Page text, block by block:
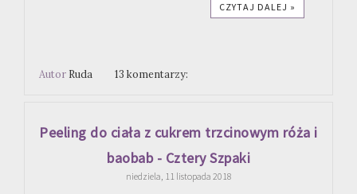
CZYTAJ DALEJ »
Autor Ruda 13 komentarzy:
Peeling do ciała z cukrem trzcinowym róża i
baobab - Cztery Szpaki
niedziela, 11 listopada 2018